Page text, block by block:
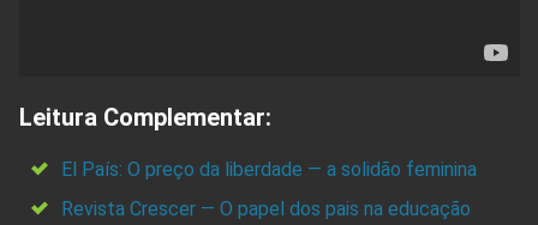
Leitura Complementar:
El País: O preço da liberdade — a solidão feminina
Revista Crescer — O papel dos pais na educação